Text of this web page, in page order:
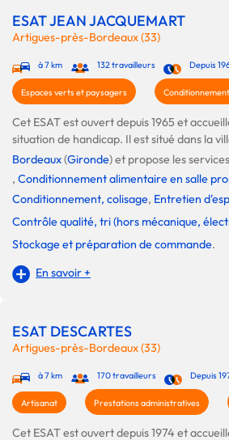
ESAT JEAN JACQUEMART
Artigues-près-Bordeaux (33)
à 7 km 132 travailleurs Depuis
Espaces verts et paysagers
Cet ESAT est ouvert depuis 1965 et
situation de handicap. Il est situé dans la
Bordeaux(Gironde) et propose les
, Conditionnement alimentaire en salle
Conditionnement, colisage, Entretien
Contrôle qualité, tri (hors mécanique,
Stockage et préparation de commande.
En savoir +
ESAT DESCARTES
Artigues-près-Bordeaux (33)
à 7 km 170 travailleurs Depuis
Artisanat Prestations administratives
Cet ESAT est ouvert depuis 1974 et